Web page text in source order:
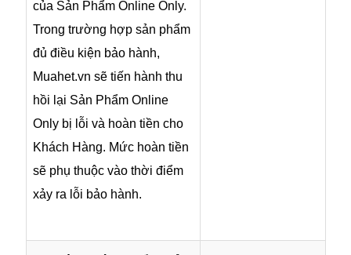
của Sản Phẩm Online Only.
Trong trường hợp sản phẩm
đủ điều kiện bảo hành,
Muahet.vn sẽ tiến hành thu
hồi lại Sản Phẩm Online
Only bị lỗi và hoàn tiền cho
Khách Hàng. Mức hoàn tiền
sẽ phụ thuộc vào thời điểm
xảy ra lỗi bảo hành.